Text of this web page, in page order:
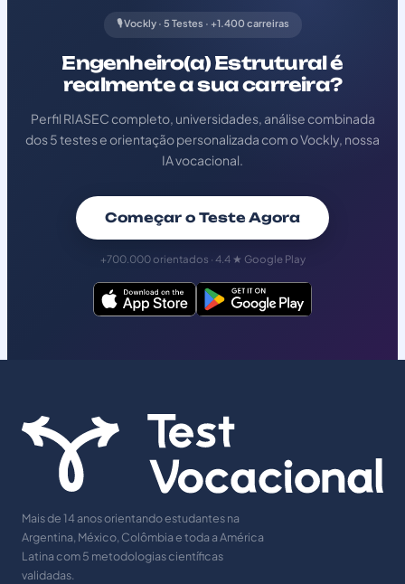
🎙️ Vockly · 5 Testes · +1.400 carreiras
Engenheiro(a) Estrutural é
realmente a sua carreira?
Perfil RIASEC completo, universidades, análise combinada
dos 5 testes e orientação personalizada com o Vockly, nossa
IA vocacional.
Começar o Teste Agora
+700.000 orientados · 4.4 ★ Google Play
Mais de 14 anos orientando estudantes na
Argentina, México, Colômbia e toda a América
Latina com 5 metodologias científicas
validadas.